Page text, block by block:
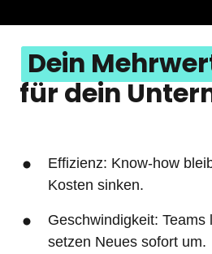
Dein
für dein
Effizienz: Know-how
Kosten sinken.
Geschwindigkeit: Teams
setzen Neues sofort um.